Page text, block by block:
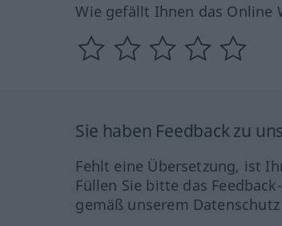
Wie gefällt Ihnen das Online
Sie haben Feedback zu
Fehlt eine Übersetzung, ist
Füllen Sie bitte das
gemäß unserem